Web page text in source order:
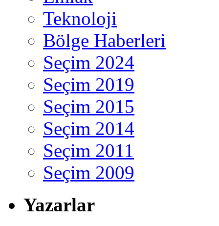
Teknoloji
Bölge Haberleri
Seçim 2024
Seçim 2019
Seçim 2015
Seçim 2014
Seçim 2011
Seçim 2009
Yazarlar